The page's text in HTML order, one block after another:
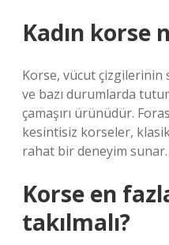
Kadın korse
Korse, vücut
ve bazı durumlarda
çamaşırı ürünüdür.
kesintisiz korseler,
rahat bir deneyim sunar.
Korse en
takılmalı?